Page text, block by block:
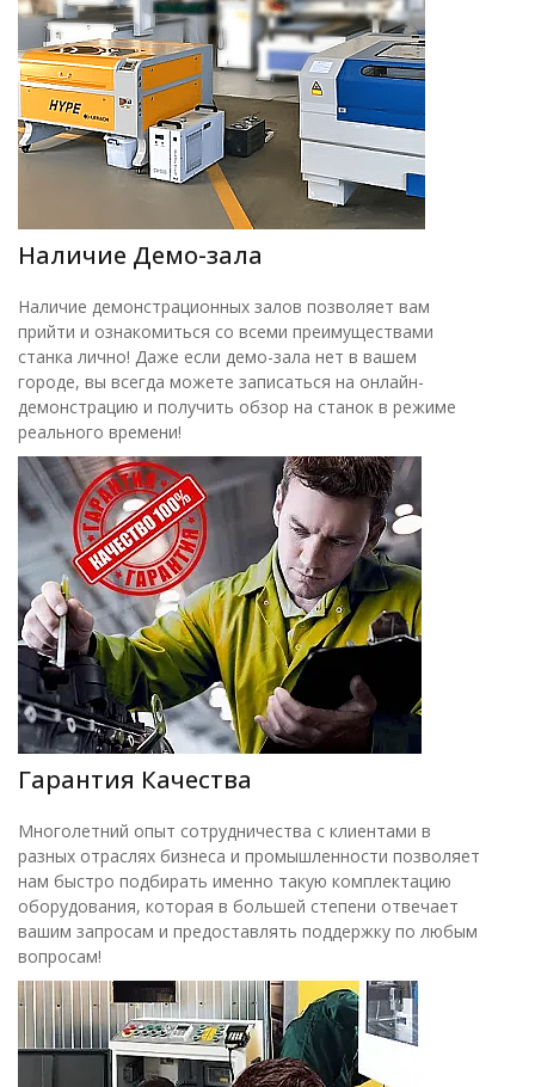
Наличие Демо-зала
Наличие демонстрационных залов позволяет вам
прийти и ознакомиться со всеми преимуществами
станка лично! Даже если демо-зала нет в вашем
городе, вы всегда можете записаться на онлайн-
демонстрацию и получить обзор на станок в режиме
реального времени!
Гарантия Качества
Многолетний опыт сотрудничества с клиентами в
разных отраслях бизнеса и промышленности позволяет
нам быстро подбирать именно такую комплектацию
оборудования, которая в большей степени отвечает
вашим запросам и предоставлять поддержку по любым
вопросам!